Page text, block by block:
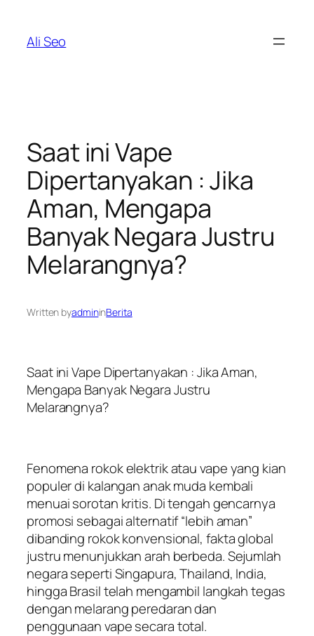
content
Ali Seo
Saat ini Vape
Dipertanyakan : Jika
Aman, Mengapa
Banyak Negara Justru
Melarangnya?
Written byadmininBerita
Saat ini Vape Dipertanyakan : Jika Aman,
Mengapa Banyak Negara Justru
Melarangnya?
Fenomena rokok elektrik atau vape yang kian
populer di kalangan anak muda kembali
menuai sorotan kritis. Di tengah gencarnya
promosi sebagai alternatif “lebih aman”
dibanding rokok konvensional, fakta global
justru menunjukkan arah berbeda. Sejumlah
negara seperti Singapura, Thailand, India,
hingga Brasil telah mengambil langkah tegas
dengan melarang peredaran dan
penggunaan vape secara total.